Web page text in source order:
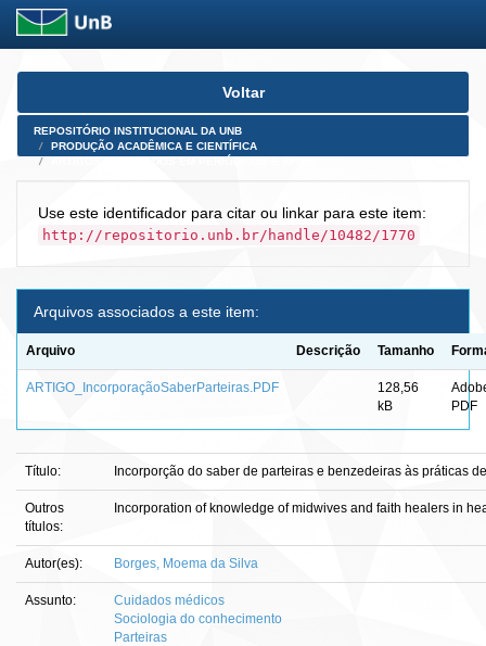
Skip
Voltar
REPOSITÓRIO INSTITUCIONAL DA UNB
PRODUÇÃO ACADÊMICA E CIENTÍFICA
Use este identificador para citar ou linkar para este item:
http://repositorio.unb.br/handle/10482/1770
Arquivos associados a este item:
Arquivo Descrição Tamanho
ARTIGO_IncorporaçãoSaberParteiras.PDF
128,56
kB
PDF
Título: Incorporção do saber de parteiras e benzedeiras às práticas
Outros
títulos:
Incorporation of knowledge of midwives and faith healers in
Autor(es): Borges, Moema da Silva
Assunto:
Cuidados médicos
Sociologia do conhecimento
Parteiras